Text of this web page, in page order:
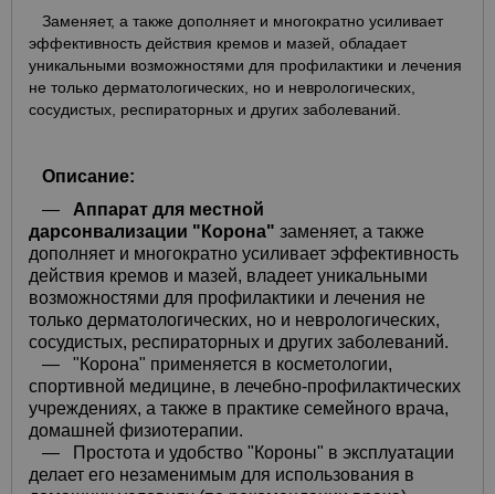
Заменяет, а также дополняет и многократно усиливает
эффективность действия кремов и мазей, обладает
уникальными возможностями для профилактики и лечения
не только дерматологических, но и неврологических,
сосудистых, респираторных и других заболеваний.
Описание:
— Аппарат для местной
дарсонвализации "Корона" заменяет, а также
дополняет и многократно усиливает эффективность
действия кремов и мазей, владеет уникальными
возможностями для профилактики и лечения не
только дерматологических, но и неврологических,
сосудистых, респираторных и других заболеваний.
—
"Корона" применяется в косметологии,
спортивной медицине, в лечебно-профилактических
учреждениях, а также в практике семейного врача,
домашней физиотерапии.
—
Простота и удобство "Короны" в эксплуатации
делает его незаменимым для использования в